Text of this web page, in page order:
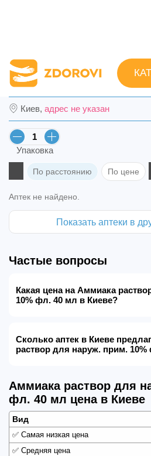
Поиск лекарств Лекарства
Аммиака раствор для
Киев, адрес не указан
Упаковка
По расстоянию По цене
Аптек не найдено.
Показать аптеки в
Частые вопросы
Какая цена на Аммиака
10% фл. 40 мл в Киеве?
Сколько аптек в Киеве
раствор для наруж. прим.
Аммиака раствор для
фл. 40 мл цена в Киеве
Вид
✅ Самая низкая цена
✅ Средняя цена